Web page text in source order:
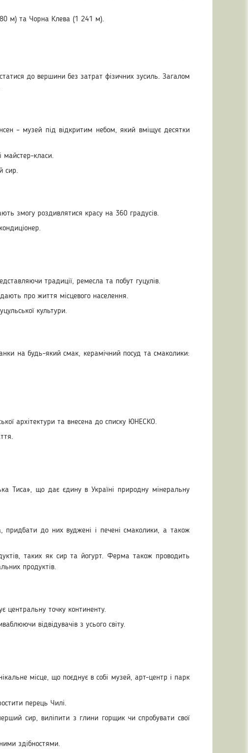
м) та Чорна Клева (1 241 м).
до вершини без затрат фізичних зусиль. Загалом
– музей під відкритим небом, який вміщує десятки
майстер-класи.
сир.
змогу роздивлятися красу на 360 градусів.
традиції, ремесла та побут гуцулів.
про життя місцевого населення.
культури.
на будь-який смак, керамічний посуд та смаколики:
архітектури та внесена до списку ЮНЕСКО.
Тиса», що дає єдину в Україні природну мінеральну
до них вуджені і печені смаколики, а також
таких як сир та йогурт. Ферма також проводить
продуктів.
центральну точку континенту.
відвідувачів з усього світу.
місце, що поєднує в собі музей, арт-центр і парк
перець Чилі.
сир, виліпити з глини горщик чи спробувати свої
здібностями.